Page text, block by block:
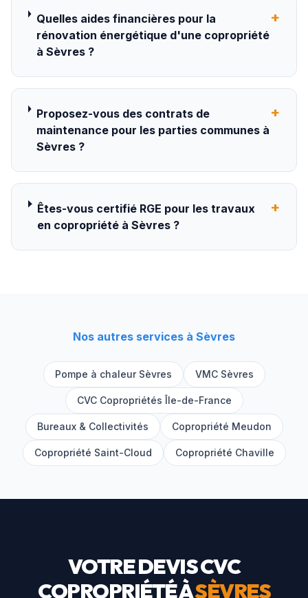
Quelles aides financières pour la
rénovation énergétique d'une copropriété
à Sèvres ?
+
Proposez-vous des contrats de
maintenance pour les parties communes à
Sèvres ?
+
Êtes-vous certifié RGE pour les travaux
en copropriété à Sèvres ?
+
Nos autres services à Sèvres
Pompe à chaleur Sèvres VMC Sèvres
CVC Copropriétés Île-de-France
Bureaux & Collectivités Copropriété Meudon
Copropriété Saint-Cloud Copropriété Chaville
VOTRE DEVIS CVC
COPROPRIÉTÉ ÀSÈVRES